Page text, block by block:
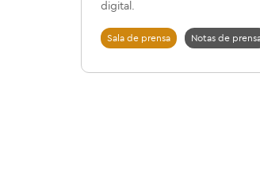
digital.
Sala de prensa Notas de